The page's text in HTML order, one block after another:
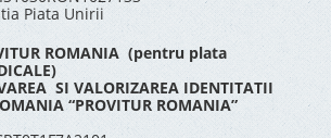
Piata Unirii
ROMANIA (pentru plata
SI VALORIZAREA IDENTITATII
“PROVITUR ROMANIA”